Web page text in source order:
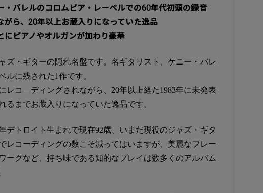
・バレルのコロムビア・レーベルでの60年代初頭の録音
ら、20年以上お蔵入りになっていた逸品
にピアノやオルガンが加わり豪華
ズ・ギターの隠れ名盤です。名ギタリスト、ケニー・バレ
ルに残された1作です。
レコ―ディングされながら、20年以上経た1983年に未発表
るまでお蔵入りになっていた逸品です。
デトロイト生まれで現在92歳、いまだ現役のジャズ・ギタ
レコーディングの数こそ減ってはいますが、美麗なフレー
ークなど、持ち味である知的なプレイは数多くのアルバム